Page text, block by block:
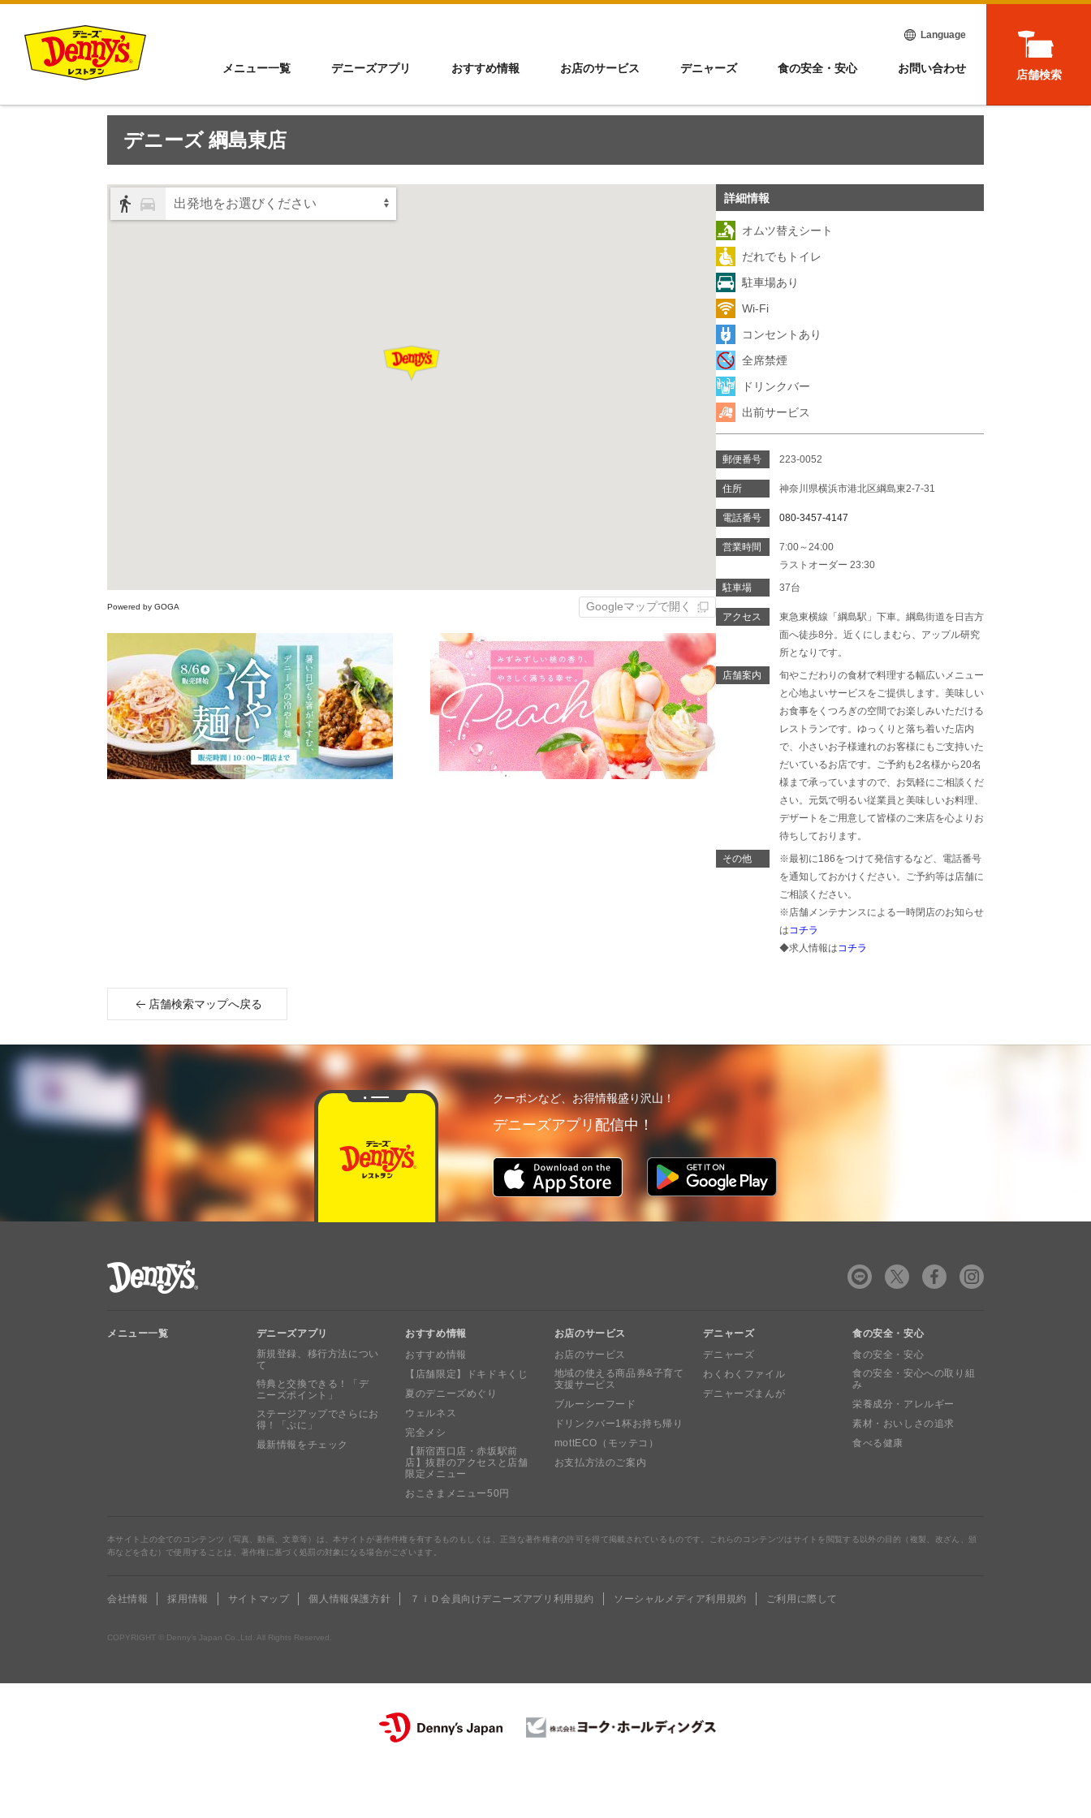
メニュー一覧 デニーズアプリ おすすめ情報 お店のサービス デニャーズ 食の安全・安心 お問い合わせ
Language
店舗検索
デニーズ 綱島東店
出発地をお選びください
Powered by GOGA Googleマップで開く
詳細情報
オムツ替えシート
だれでもトイレ
駐車場あり
Wi-Fi
コンセントあり
全席禁煙
ドリンクバー
出前サービス
郵便番号 223-0052
住所 神奈川県横浜市港北区綱島東2-7-31
電話番号 080-3457-4147
営業時間
7:00～24:00
ラストオーダー 23:30
駐車場
37台
アクセス
東急東横線「綱島駅」下車。綱島街道を日吉方
面へ徒歩8分。近くにしまむら、アップル研究
所となりです。
店舗案内
旬やこだわりの食材で料理する幅広いメニュー
と心地よいサービスをご提供します。美味しい
お食事をくつろぎの空間でお楽しみいただける
レストランです。ゆっくりと落ち着いた店内
で、小さいお子様連れのお客様にもご支持いた
だいているお店です。ご予約も2名様から20名
様まで承っていますので、お気軽にご相談くだ
さい。元気で明るい従業員と美味しいお料理、
デザートをご用意して皆様のご来店を心よりお
待ちしております。
その他
※最初に186をつけて発信するなど、電話番号
を通知しておかけください。ご予約等は店舗に
ご相談ください。
※店舗メンテナンスによる一時閉店のお知らせ
はコチラ
◆求人情報はコチラ
店舗検索マップへ戻る
クーポンなど、お得情報盛り沢山！
デニーズアプリ配信中！
メニュー一覧
デニーズアプリ
新規登録、移行方法につい
て
特典と交換できる！「デ
ニーズポイント」
ステージアップでさらにお
得！「ぷに」
最新情報をチェック
おすすめ情報
おすすめ情報
【店舗限定】ドキドキくじ
夏のデニーズめぐり
ウェルネス
完全メシ
【新宿西口店・赤坂駅前
店】抜群のアクセスと店舗
限定メニュー
おこさまメニュー50円
お店のサービス
お店のサービス
地域の使える商品券&子育て
支援サービス
ブルーシーフード
ドリンクバー1杯お持ち帰り
mottECO（モッテコ）
お支払方法のご案内
デニャーズ
デニャーズ
わくわくファイル
デニャーズまんが
食の安全・安心
食の安全・安心
食の安全・安心への取り組
み
栄養成分・アレルギー
素材・おいしさの追求
食べる健康
本サイト上の全てのコンテンツ（写真、動画、文章等）は、本サイトが著作件権を有するものもしくは、正当な著作権者の許可を得て掲載されているものです。これらのコンテンツはサイトを閲覧する以外の目的（複製、改ざん、頒
布などを含む）で使用することは、著作権に基づく処罰の対象になる場合がございます。
会社情報 採用情報 サイトマップ 個人情報保護方針 ７ｉＤ会員向けデニーズアプリ利用規約 ソーシャルメディア利用規約 ご利用に際して
COPYRIGHT © Denny’s Japan Co.,Ltd. All Rights Reserved.